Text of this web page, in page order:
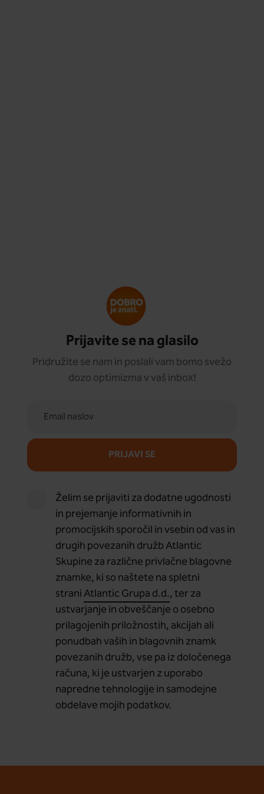
Prijavite se na glasilo
Pridružite se nam in poslali vam bomo svežo
dozo optimizma v vaš inbox!
PRIJAVI SE
Želim se prijaviti za dodatne ugodnosti
in prejemanje informativnih in
promocijskih sporočil in vsebin od vas in
drugih povezanih družb Atlantic
Skupine za različne privlačne blagovne
znamke, ki so naštete na spletni
straniAtlantic Grupa d.d., ter za
ustvarjanje in obveščanje o osebno
prilagojenih priložnostih, akcijah ali
ponudbah vaših in blagovnih znamk
povezanih družb, vse pa iz določenega
računa, ki je ustvarjen z uporabo
napredne tehnologije in samodejne
obdelave mojih podatkov.